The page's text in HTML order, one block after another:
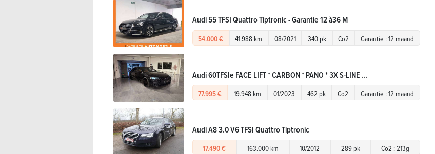
Audi 55 TFSI Quattro Tiptronic - Garantie 12 à36 M
54.000 € 41.988 km 08/2021 340 pk Co2 Garantie : 12 maand
Audi 60TFSIe FACE LIFT * CARBON * PANO * 3X S-LINE ...
77.995 € 19.948 km 01/2023 462 pk Co2 Garantie : 12 maand
Audi A8 3.0 V6 TFSI Quattro Tiptronic
17.490 € 163.000 km 10/2012 289 pk Co2 : 213g